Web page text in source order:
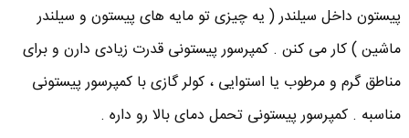
پیستون داخل سیلندر ( یه چیزی تو مایه های پیستون و سیلندر
ماشین ) کار می کنن . کمپرسور پیستونی قدرت زیادی دارن و برای
مناطق گرم و مرطوب یا استوایی ، کولر گازی با کمپرسور پیستونی
مناسبه . کمپرسور پیستونی تحمل دمای بالا رو داره .